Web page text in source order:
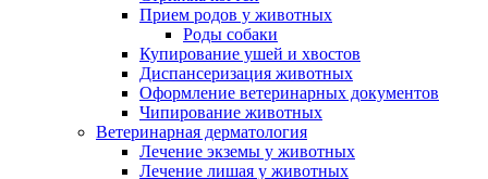
Прием родов у животных
Роды собаки
Купирование ушей и хвостов
Диспансеризация животных
Оформление ветеринарных документов
Чипирование животных
Ветеринарная дерматология
Лечение экземы у животных
Лечение лишая у животных